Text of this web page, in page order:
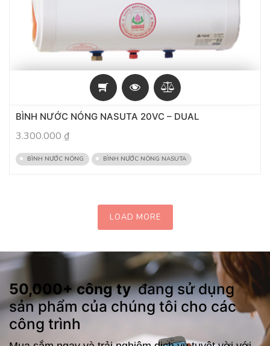
BÌNH NƯỚC NÓNG NASUTA 20VC – DUAL
3.300.000 ₫
BÌNH NƯỚC NÓNG BÌNH NƯỚC NÓNG NASUTA
LOAD MORE
50,000+ công ty đang sử dụng
sản phẩm của chúng tôi cho các
công trình